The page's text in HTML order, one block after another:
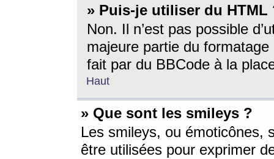
» Puis-je utiliser du HTML
Non. Il n’est pas possible
majeure partie du
fait par du BBCode à la
Haut
» Que sont les smileys ?
Les smileys, ou émoticônes,
être utilisées pour exprimer